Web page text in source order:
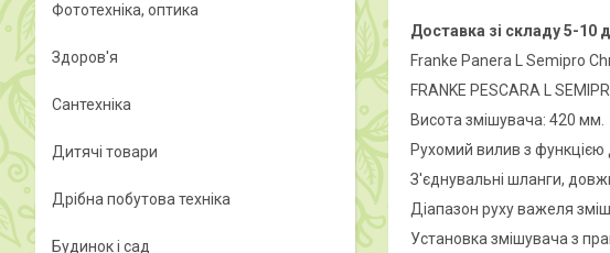
Доставка зі складу 5-10
Franke Panera L Semipro
FRANKE PESCARA L
Висота змішувача: 420 мм.
Рухомий вилив з функцією
З'єднувальні шланги,
Діапазон руху важеля
Установка змішувача з
Фототехніка, оптика
Здоров'я
Сантехніка
Дитячі товари
Дрібна побутова техніка
Будинок і сад